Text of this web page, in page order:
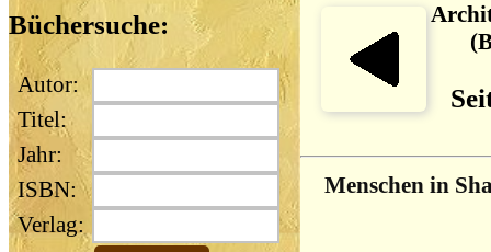
Büchersuche:
Autor:
Titel:
Jahr:
ISBN:
Verlag:
Menschen in